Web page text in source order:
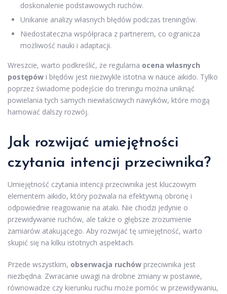
doskonalenie podstawowych ruchów.
Unikanie analizy własnych błędów podczas treningów.
Niedostateczna współpraca z partnerem, co ogranicza
możliwość nauki i adaptacji.
Wreszcie, warto podkreślić, że regularna ocena własnych
postępów i błędów jest niezwykle istotna w nauce aikido. Tylko
poprzez świadome podejście do treningu można uniknąć
powielania tych samych niewłaściwych nawyków, które mogą
hamować dalszy rozwój.
Jak rozwijać umiejętności
czytania intencji przeciwnika?
Umiejętność czytania intencji przeciwnika jest kluczowym
elementem aikido, który pozwala na efektywną obronę i
odpowiednie reagowanie na ataki. Nie chodzi jedynie o
przewidywanie ruchów, ale także o głębsze zrozumienie
zamiarów atakującego. Aby rozwijać tę umiejętność, warto
skupić się na kilku istotnych aspektach.
Przede wszystkim, obserwacja ruchów przeciwnika jest
niezbędna. Zwracanie uwagi na drobne zmiany w postawie,
równowadze czy kierunku ruchu może pomóc w przewidywaniu,